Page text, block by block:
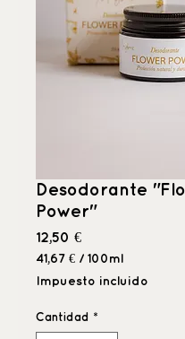
Desodorante
Power"
12,50 €Precio
41,67 € / 100ml
41,67 €
por
Mililitro
Impuesto incluido
Cantidad *